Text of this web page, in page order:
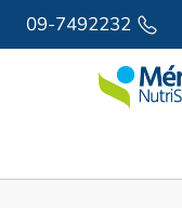
09-7492232